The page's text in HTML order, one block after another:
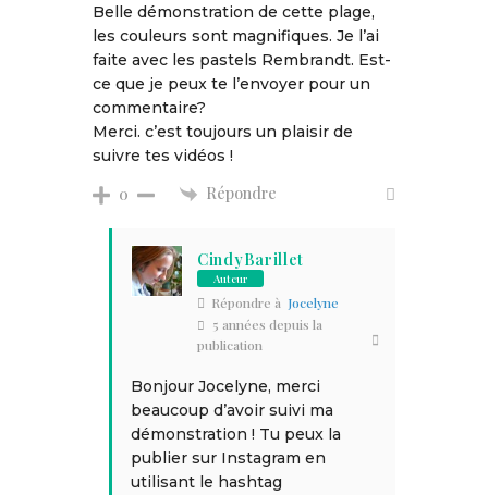
Belle démonstration de cette plage,
les couleurs sont magnifiques. Je l’ai
faite avec les pastels Rembrandt. Est-
ce que je peux te l’envoyer pour un
commentaire?
Merci. c’est toujours un plaisir de
suivre tes vidéos !
0 Répondre
CindyBarillet
Auteur
Répondre à Jocelyne
5 années depuis la
publication
Bonjour Jocelyne, merci
beaucoup d’avoir suivi ma
démonstration ! Tu peux la
publier sur Instagram en
utilisant le hashtag